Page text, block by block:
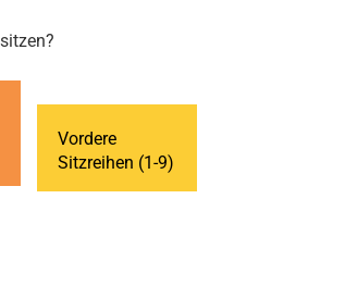
Vordere
Sitzreihen (1-9)